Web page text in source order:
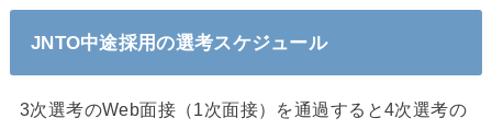
JNTO中途採用の選考スケジュール
3次選考のWeb面接（1次面接）を通過すると4次選考の